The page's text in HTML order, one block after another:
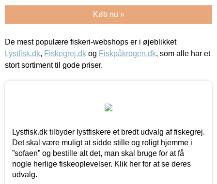
Køb nu »
De mest populære fiskeri-webshops er i øjeblikket
Lystfisk.dk, Fiskegrej.dk og Fiskpåkrogen.dk, som alle har et
stort sortiment til gode priser.
Lystfisk.dk tilbyder lystfiskere et bredt udvalg af fiskegrej.
Det skal være muligt at sidde stille og roligt hjemme i
”sofaen” og bestille alt det, man skal bruge for at få
nogle herlige fiskeoplevelser. Klik her for at se deres
udvalg.